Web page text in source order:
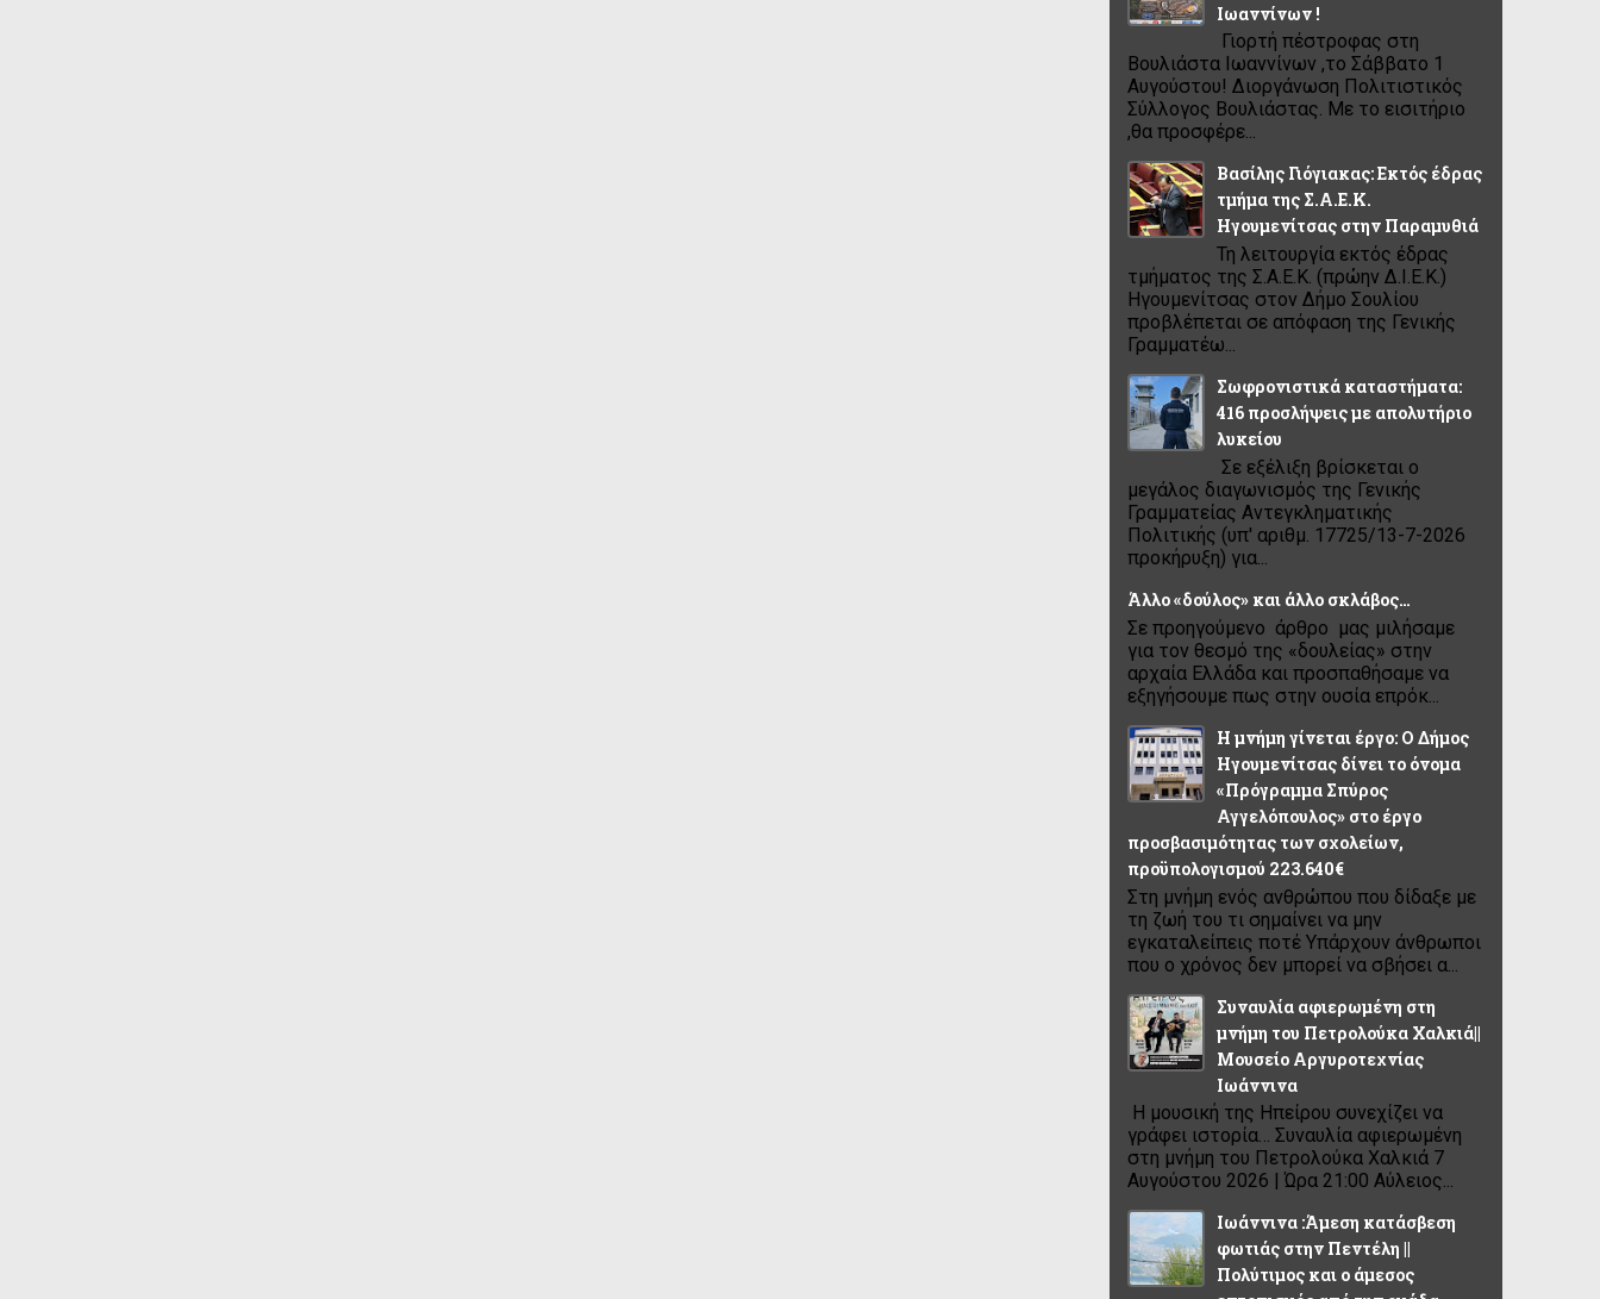
Ιωαννίνων !
Γιορτή πέστροφας στη
Βουλιάστα Ιωαννίνων ,το Σάββατο 1
Αυγούστου! Διοργάνωση Πολιτιστικός
Σύλλογος Βουλιάστας. Με το εισιτήριο
,θα προσφέρε...
Βασίλης Γιόγιακας: Εκτός έδρας
τμήμα της Σ.Α.Ε.Κ.
Ηγουμενίτσας στην Παραμυθιά
Τη λειτουργία εκτός έδρας
τμήματος της Σ.Α.Ε.Κ. (πρώην Δ.Ι.Ε.Κ.)
Ηγουμενίτσας στον Δήμο Σουλίου
προβλέπεται σε απόφαση της Γενικής
Γραμματέω...
Σωφρονιστικά καταστήματα:
416 προσλήψεις με απολυτήριο
λυκείου
Σε εξέλιξη βρίσκεται ο
μεγάλος διαγωνισμός της Γενικής
Γραμματείας Αντεγκληματικής
Πολιτικής (υπ' αριθμ. 17725/13-7-2026
προκήρυξη) για...
Άλλο «δούλος» και άλλο σκλάβος…
Σε προηγούμενο άρθρο μας μιλήσαμε
για τον θεσμό της «δουλείας» στην
αρχαία Ελλάδα και προσπαθήσαμε να
εξηγήσουμε πως στην ουσία επρόκ...
Η μνήμη γίνεται έργο: Ο Δήμος
Ηγουμενίτσας δίνει το όνομα
«Πρόγραμμα Σπύρος
Αγγελόπουλος» στο έργο
προσβασιμότητας των σχολείων,
προϋπολογισμού 223.640€
Στη μνήμη ενός ανθρώπου που δίδαξε με
τη ζωή του τι σημαίνει να μην
εγκαταλείπεις ποτέ Υπάρχουν άνθρωποι
που ο χρόνος δεν μπορεί να σβήσει α...
Συναυλία αφιερωμένη στη
μνήμη του Πετρολούκα Χαλκιά||
Μουσείο Αργυροτεχνίας
Ιωάννινα
Η μουσική της Ηπείρου συνεχίζει να
γράφει ιστορία… Συναυλία αφιερωμένη
στη μνήμη του Πετρολούκα Χαλκιά 7
Αυγούστου 2026 | Ώρα 21:00 Αύλειος...
Ιωάννινα :Άμεση κατάσβεση
φωτιάς στην Πεντέλη ||
Πολύτιμος και ο άμεσος